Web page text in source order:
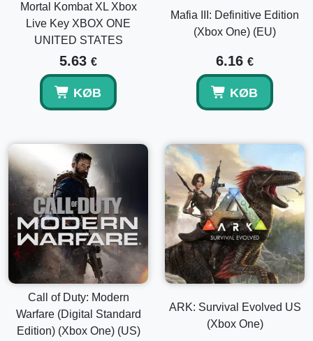
Mortal Kombat XL Xbox
Live Key XBOX ONE
UNITED STATES
5.63 €
KØB
Mafia III: Definitive Edition
(Xbox One) (EU)
6.16 €
KØB
Call of Duty: Modern
Warfare (Digital Standard
Edition) (Xbox One) (US)
ARK: Survival Evolved US
(Xbox One)